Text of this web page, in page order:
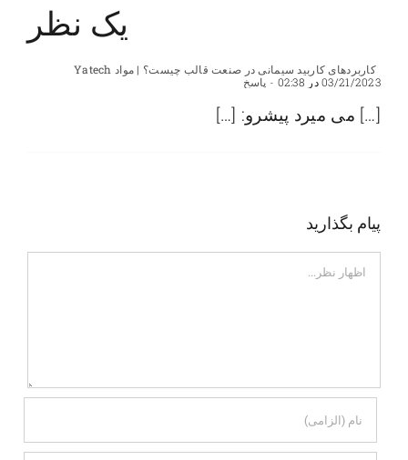
یک نظر
کاربردهای کاربید سیمانی در صنعت قالب چیست؟ | مواد Yatech
03/21/2023 در 02:38
- پاسخ
[…] می میرد پیشرو: […]
پیام بگذارید
اظهار